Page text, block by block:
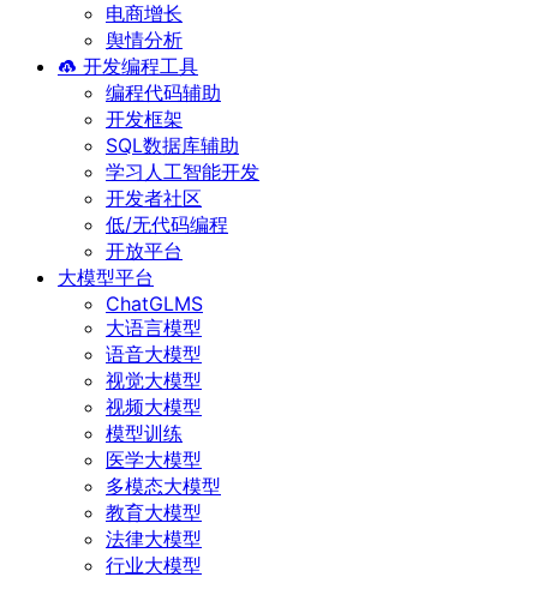
电商增长
舆情分析
开发编程工具
编程代码辅助
开发框架
SQL数据库辅助
学习人工智能开发
开发者社区
低/无代码编程
开放平台
大模型平台
ChatGLMS
大语言模型
语音大模型
视觉大模型
视频大模型
模型训练
医学大模型
多模态大模型
教育大模型
法律大模型
行业大模型